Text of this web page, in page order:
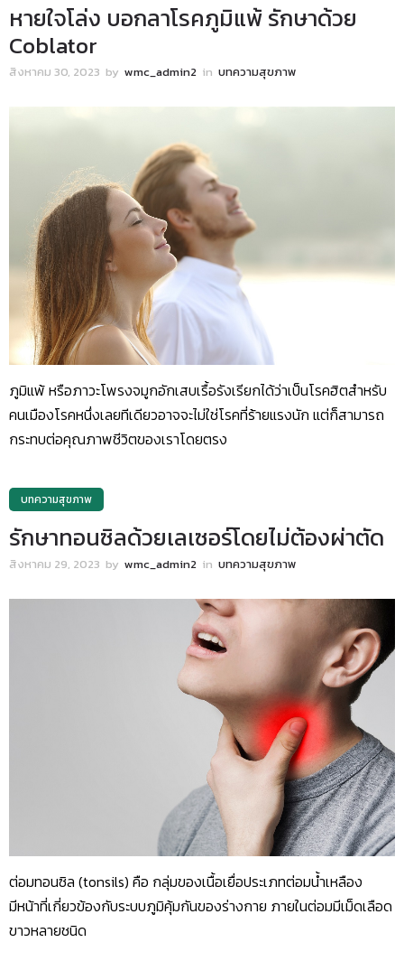
หายใจโล่ง บอกลาโรคภูมิแพ้ รักษาด้วย
Coblator
สิงหาคม 30, 2023 by wmc_admin2 in บทความสุขภาพ
ภูมิแพ้ หรือภาวะโพรงจมูกอักเสบเรื้อรังเรียกได้ว่าเป็นโรคฮิตสำหรับ
คนเมืองโรคหนึ่งเลยทีเดียวอาจจะไม่ใช่โรคที่ร้ายแรงนัก แต่ก็สามารถ
กระทบต่อคุณภาพชีวิตของเราโดยตรง
บทความสุขภาพ
รักษาทอนซิลด้วยเลเซอร์โดยไม่ต้องผ่าตัด
สิงหาคม 29, 2023 by wmc_admin2 in บทความสุขภาพ
ต่อมทอนซิล (tonsils) คือ กลุ่มของเนื้อเยื่อประเภทต่อมน้ำเหลือง
มีหน้าที่เกี่ยวข้องกับระบบภูมิคุ้มกันของร่างกาย ภายในต่อมมีเม็ดเลือด
ขาวหลายชนิด